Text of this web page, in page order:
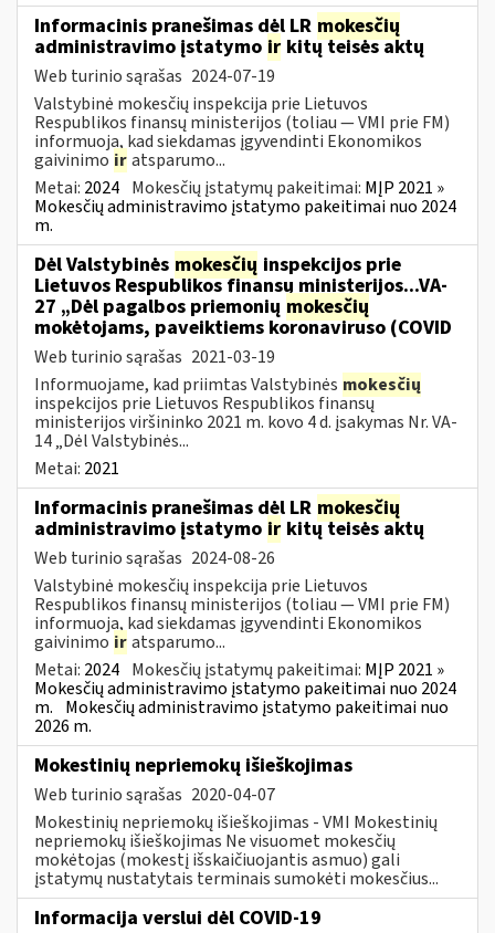
Informacinis pranešimas dėl LR mokesčių
administravimo įstatymo ir kitų teisės aktų
Web turinio sąrašas 2024-07-19
Valstybinė mokesčių inspekcija prie Lietuvos
Respublikos finansų ministerijos (toliau — VMI prie FM)
informuoja, kad siekdamas įgyvendinti Ekonomikos
gaivinimo iratsparumo...
Metai: 2024 Mokesčių įstatymų pakeitimai: MĮP 2021 »
Mokesčių administravimo įstatymo pakeitimai nuo 2024
m.
Dėl Valstybinės mokesčių inspekcijos prie
Lietuvos Respublikos finansų ministerijos...VA-
27 „Dėl pagalbos priemonių mokesčių
mokėtojams, paveiktiems koronaviruso (COVID
Web turinio sąrašas 2021-03-19
Informuojame, kad priimtas Valstybinės mokesčių
inspekcijos prie Lietuvos Respublikos finansų
ministerijos viršininko 2021 m. kovo 4 d. įsakymas Nr. VA-
14 „Dėl Valstybinės...
Metai: 2021
Informacinis pranešimas dėl LR mokesčių
administravimo įstatymo ir kitų teisės aktų
Web turinio sąrašas 2024-08-26
Valstybinė mokesčių inspekcija prie Lietuvos
Respublikos finansų ministerijos (toliau — VMI prie FM)
informuoja, kad siekdamas įgyvendinti Ekonomikos
gaivinimo iratsparumo...
Metai: 2024 Mokesčių įstatymų pakeitimai: MĮP 2021 »
Mokesčių administravimo įstatymo pakeitimai nuo 2024
m. Mokesčių administravimo įstatymo pakeitimai nuo
2026 m.
Mokestinių nepriemokų išieškojimas
Web turinio sąrašas 2020-04-07
Mokestinių nepriemokų išieškojimas - VMI Mokestinių
nepriemokų išieškojimas Ne visuomet mokesčių
mokėtojas (mokestį išskaičiuojantis asmuo) gali
įstatymų nustatytais terminais sumokėti mokesčius...
Informacija verslui dėl COVID-19